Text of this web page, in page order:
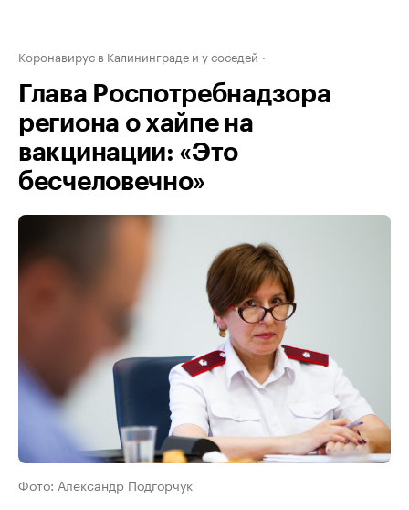
Коронавирус в Калининграде и у соседей
Глава Роспотребнадзора
региона о хайпе на
вакцинации: «Это
бесчеловечно»
Фото: Александр Подгорчук